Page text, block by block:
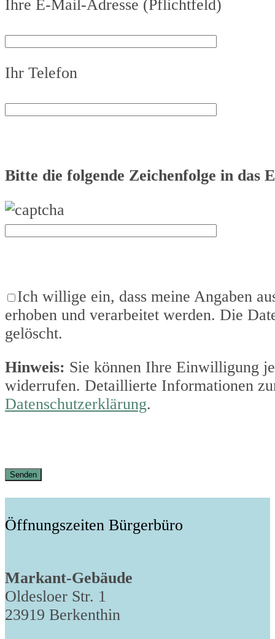
Ihre E-Mail-Adresse (Pflichtfeld)
Ihr Telefon
Bitte die folgende Zeichenfolge in das
Ich willige ein, dass meine Angaben
erhoben und verarbeitet werden. Die
gelöscht.
Hinweis: Sie können Ihre Einwilligung
widerrufen. Detaillierte Informationen
Datenschutzerklärung.
Öffnungszeiten Bürgerbüro
Markant-Gebäude
Oldesloer Str. 1
23919 Berkenthin